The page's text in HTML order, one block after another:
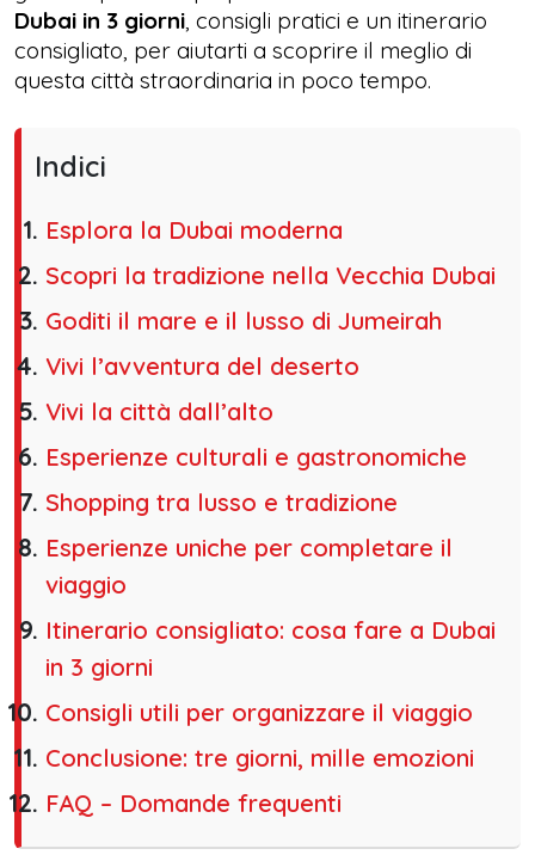
Dubai in 3 giorni, consigli pratici e un itinerario
consigliato, per aiutarti a scoprire il meglio di
questa città straordinaria in poco tempo.
Indici
Esplora la Dubai moderna
Scopri la tradizione nella Vecchia Dubai
Goditi il mare e il lusso di Jumeirah
Vivi l’avventura del deserto
Vivi la città dall’alto
Esperienze culturali e gastronomiche
Shopping tra lusso e tradizione
Esperienze uniche per completare il
viaggio
Itinerario consigliato: cosa fare a Dubai
in 3 giorni
Consigli utili per organizzare il viaggio
Conclusione: tre giorni, mille emozioni
FAQ – Domande frequenti